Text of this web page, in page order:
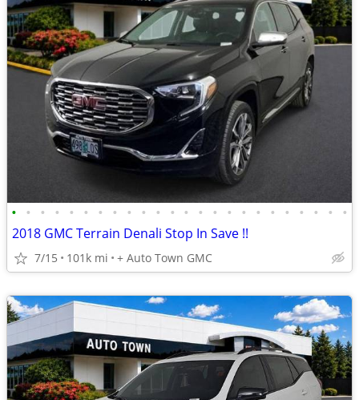
• • • • • • • • • • • • • • • • • • • • • • • •
2018 GMC Terrain Denali Stop In Save !!
7/15 101k mi + Auto Town GMC